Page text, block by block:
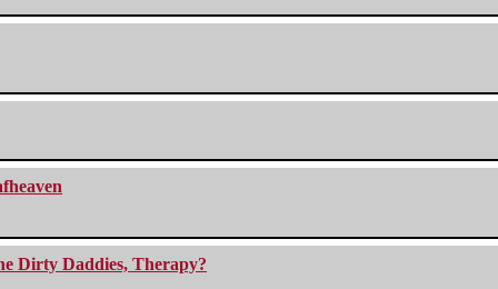
Dirty Daddies, Therapy?